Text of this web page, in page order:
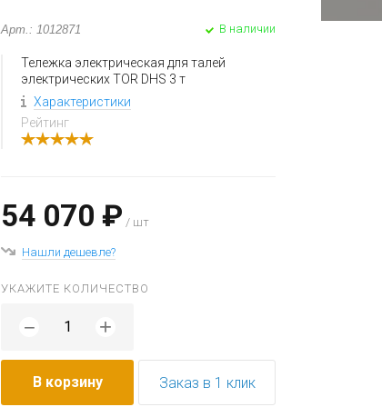
Арт.: 1012871 В наличии
Тележка электрическая для талей
электрических TOR DHS 3 т
Характеристики
Рейтинг
54 070 ₽ / шт
Нашли дешевле?
УКАЖИТЕ КОЛИЧЕСТВО
− +
В корзину Заказ в 1 клик